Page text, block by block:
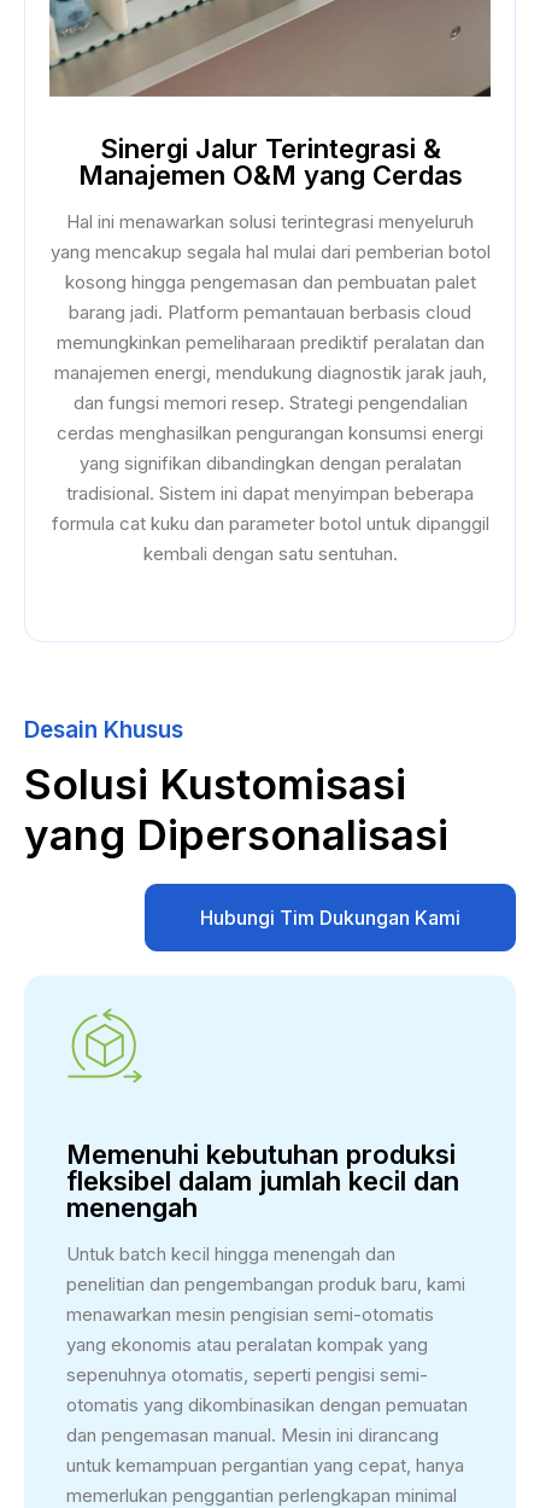
Sinergi Jalur Terintegrasi &
Manajemen O&M yang Cerdas
Hal ini menawarkan solusi terintegrasi menyeluruh
yang mencakup segala hal mulai dari pemberian botol
kosong hingga pengemasan dan pembuatan palet
barang jadi. Platform pemantauan berbasis cloud
memungkinkan pemeliharaan prediktif peralatan dan
manajemen energi, mendukung diagnostik jarak jauh,
dan fungsi memori resep. Strategi pengendalian
cerdas menghasilkan pengurangan konsumsi energi
yang signifikan dibandingkan dengan peralatan
tradisional. Sistem ini dapat menyimpan beberapa
formula cat kuku dan parameter botol untuk dipanggil
kembali dengan satu sentuhan.
Desain Khusus
Solusi Kustomisasi
yang Dipersonalisasi
Hubungi Tim Dukungan Kami
Memenuhi kebutuhan produksi
fleksibel dalam jumlah kecil dan
menengah
Untuk batch kecil hingga menengah dan
penelitian dan pengembangan produk baru, kami
menawarkan mesin pengisian semi-otomatis
yang ekonomis atau peralatan kompak yang
sepenuhnya otomatis, seperti pengisi semi-
otomatis yang dikombinasikan dengan pemuatan
dan pengemasan manual. Mesin ini dirancang
untuk kemampuan pergantian yang cepat, hanya
memerlukan penggantian perlengkapan minimal